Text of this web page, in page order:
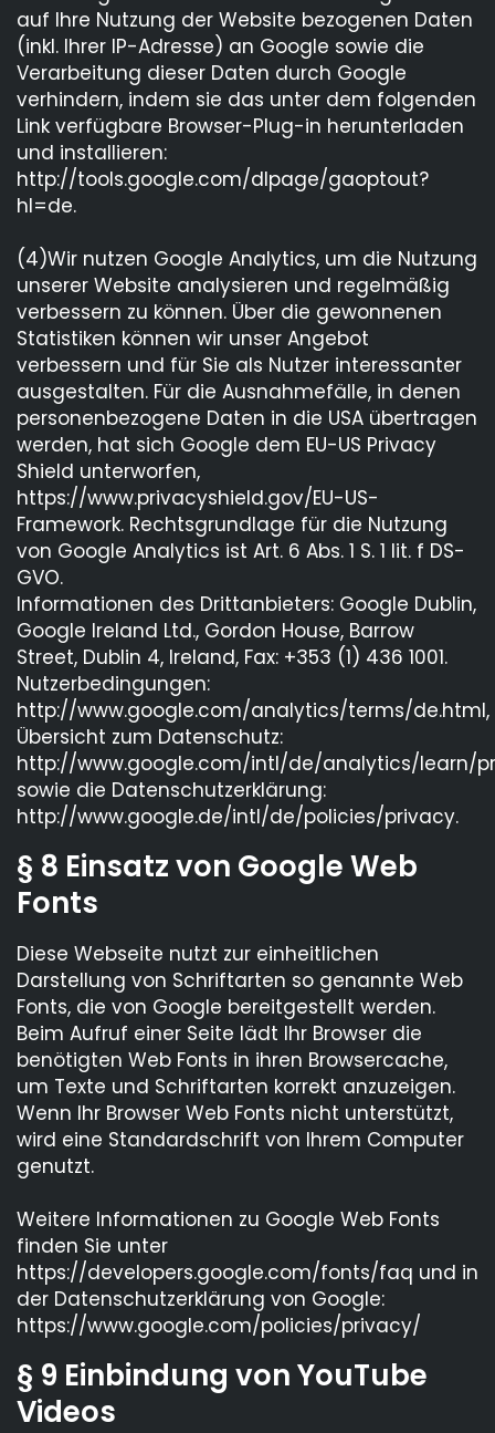
auf Ihre Nutzung der Website bezogenen Daten
(inkl. Ihrer IP-Adresse) an Google sowie die
Verarbeitung dieser Daten durch Google
verhindern, indem sie das unter dem folgenden
Link verfügbare Browser-Plug-in herunterladen
und installieren:
http://tools.google.com/dlpage/gaoptout?
hl=de.
(4)Wir nutzen Google Analytics, um die Nutzung
unserer Website analysieren und regelmäßig
verbessern zu können. Über die gewonnenen
Statistiken können wir unser Angebot
verbessern und für Sie als Nutzer interessanter
ausgestalten. Für die Ausnahmefälle, in denen
personenbezogene Daten in die USA übertragen
werden, hat sich Google dem EU-US Privacy
Shield unterworfen,
https://www.privacyshield.gov/EU-US-
Framework. Rechtsgrundlage für die Nutzung
von Google Analytics ist Art. 6 Abs. 1 S. 1 lit. f DS-
GVO.
Informationen des Drittanbieters: Google Dublin,
Google Ireland Ltd., Gordon House, Barrow
Street, Dublin 4, Ireland, Fax: +353 (1) 436 1001.
Nutzerbedingungen:
http://www.google.com/analytics/terms/de.html,
Übersicht zum Datenschutz:
http://www.google.com/intl/de/analytics/learn/
sowie die Datenschutzerklärung:
http://www.google.de/intl/de/policies/privacy.
§ 8 Einsatz von Google Web
Fonts
Diese Webseite nutzt zur einheitlichen
Darstellung von Schriftarten so genannte Web
Fonts, die von Google bereitgestellt werden.
Beim Aufruf einer Seite lädt Ihr Browser die
benötigten Web Fonts in ihren Browsercache,
um Texte und Schriftarten korrekt anzuzeigen.
Wenn Ihr Browser Web Fonts nicht unterstützt,
wird eine Standardschrift von Ihrem Computer
genutzt.
Weitere Informationen zu Google Web Fonts
finden Sie unter
https://developers.google.com/fonts/faq und in
der Datenschutzerklärung von Google:
https://www.google.com/policies/privacy/
§ 9 Einbindung von YouTube
Videos